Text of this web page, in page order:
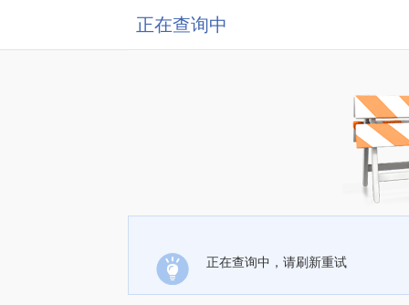
正在查询中
正在查询中，请刷新重试